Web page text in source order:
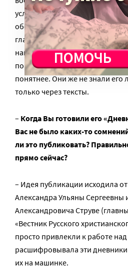
услышала, что на некоем
обсуждать «учение Шмемана
глазах потемнело! От такого
наверное, сто раз в гробу
понимаю, что это нормально, –
понятнее. Они же не знали
только через тексты.
– Когда Вы готовили его
Вас не было каких-то
ли это публиковать?
прямо сейчас?
– Идея публикации исходила
Александра Ульяны Сергеевны
Александровича Струве
«Вестник Русского
просто привлекли к работе
расшифровывала эти дневники
их на машинке.